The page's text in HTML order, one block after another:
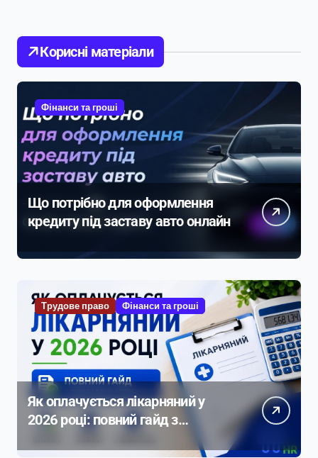
Корисні матеріали
Фінанси та гроші
Що потрібно для оформлення
кредиту під заставу авто онлайн
Трудове право Фінанси та гроші
Як оплачується лікарняний у
2026 році: повний гайд з